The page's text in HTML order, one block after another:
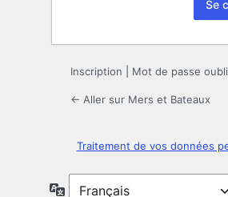
Inscription Mot de passe
← Aller sur Mers et Bateaux
Traitement de vos données
Langue